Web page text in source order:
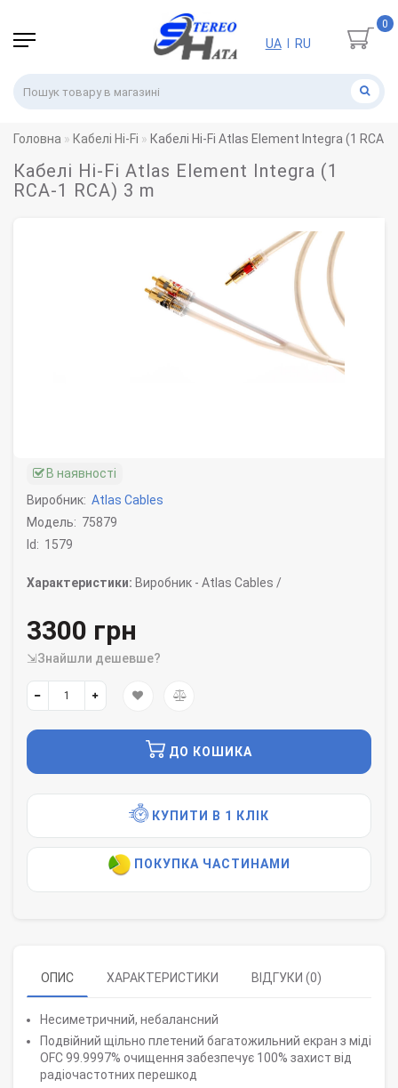
0
UA RU
Головна Кабелі Hi-Fi Кабелі Hi-Fi Atlas Element Integra (1 RCA-1
Кабелі Hi-Fi Atlas Element Integra (1
RCA-1 RCA) 3 m
В наявності
Виробник: Atlas Cables
Модель: 75879
Id: 1579
Характеристики: Виробник - Atlas Cables /
3300 грн
⇲Знайшли дешевше?
ДО КОШИКА
КУПИТИ В 1 КЛІК
ПОКУПКА ЧАСТИНАМИ
ОПИС ХАРАКТЕРИСТИКИ ВІДГУКИ (0)
Несиметричний, небалансний
Подвійний щільно плетений багатожильний екран з міді
OFC 99.9997% очищення забезпечує 100% захист від
радіочастотних перешкод